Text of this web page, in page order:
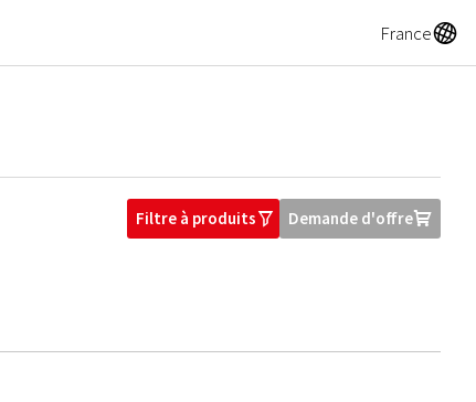
FranceA
Filtre à produitsO Demande d'offreU